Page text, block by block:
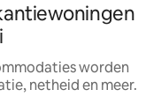
worden
netheid en meer.